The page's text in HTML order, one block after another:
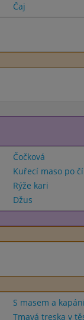
Čaj
Čočková
Kuřecí maso po
Rýže kari
Džus
S masem a
Tmavá treska v